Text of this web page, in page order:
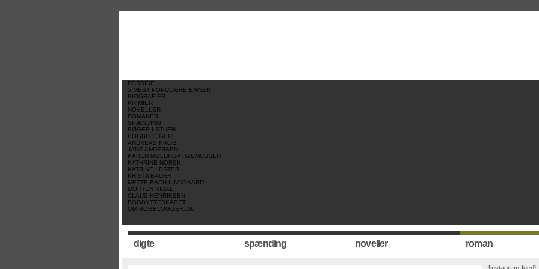
FORSIDE
5 MEST POPULÆRE EMNER
BIOGRAFIER
KRIMIER
NOVELLER
ROMANER
SPÆNDING
BØGER I STUEN
BOGBLOGGERE
ANDREAS KROG
JANE ANDERSEN
KAREN MØLDRUP RASMUSSEN
KATHRINE NORSK
KATRINE LESTER
KRISTA BAUER
METTE BACH LINDGAARD
MORTEN KIDAL
CLAUS HENRIKSEN
BOGBYTTESKABET
OM BOGBLOGGER.DK
digte spænding noveller roman